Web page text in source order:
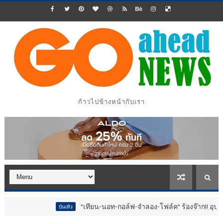
ก้าวไปข้างหน้ากับเรา
“เทียน-นอท-กอล์ฟ-จำลอง-โฟล์ค” ร้องจ๊าก!! อุปกรณ์ม่วนจ